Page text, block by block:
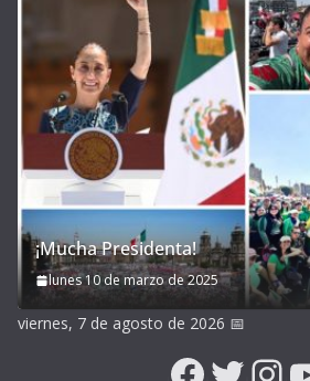
¡Mucha Presidenta!
lunes 10 de marzo de 2025
viernes, 7 de agosto de 2026 📅